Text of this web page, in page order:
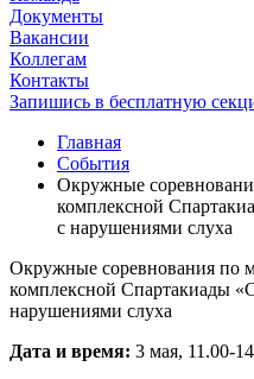
Документы
Вакансии
Коллегам
Контакты
Запишись в бесплатную
Главная
События
Окружные
комплексной
с нарушениями слуха
Окружные соревнования по
комплексной Спартакиады
нарушениями слуха
Дата и время: 3 мая, 11.00-